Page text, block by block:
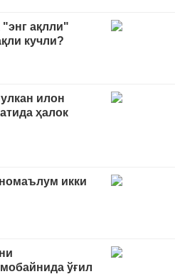
"энг ақлли"
кучли?
илон
ҳалок
икки
ўғил